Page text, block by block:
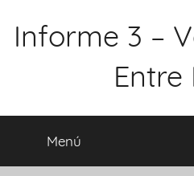
Informe 3 –
Entre
Menú